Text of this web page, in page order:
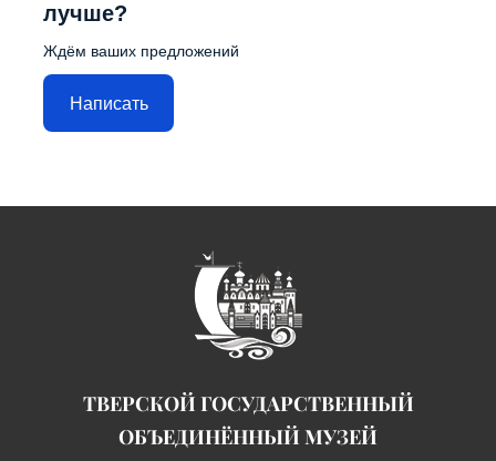
лучше?
Ждём ваших предложений
Написать
ТВЕРСКОЙ ГОСУДАРСТВЕННЫЙ
ОБЪЕДИНЁННЫЙ МУЗЕЙ